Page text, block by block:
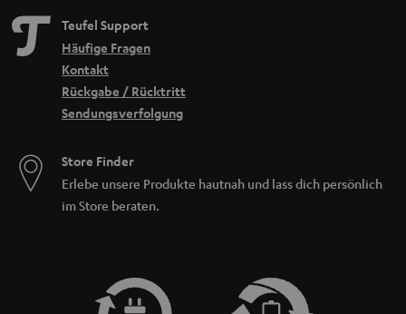
Teufel Support
Häufige Fragen
Kontakt
Rückgabe / Rücktritt
Sendungsverfolgung
Store Finder
Erlebe unsere Produkte hautnah und lass dich persönlich
im Store beraten.